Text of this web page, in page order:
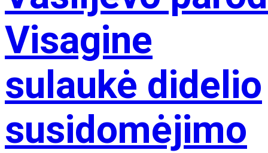
Visagine
sulaukė didelio
susidomėjimo